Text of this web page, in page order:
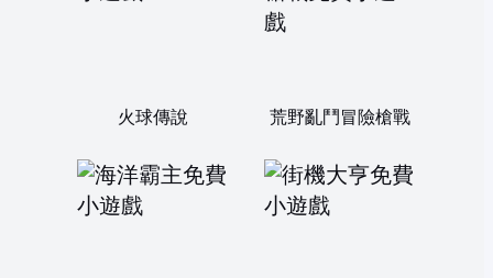
火球傳說 荒野亂鬥冒險槍戰